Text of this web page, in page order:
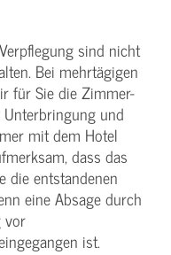
sind nicht
Bei mehrtägigen
für Sie die Zimmer-
und
mit dem Hotel
dass das
die entstandenen
eine Absage durch
vor
ist.